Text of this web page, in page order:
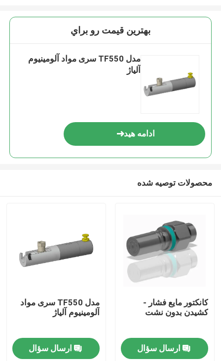
خانه
بهترين قيمت رو براي
مدل TF550 سری مواد آلومینیوم
آلیاژ
ادامه هید
محصولات توصیه شده
کانکتور مایع فشار -
کشیدن بدون نشت
ارسال سؤال
مدل TF550 سری مواد
آلومینیوم آلیاژ
ارسال سؤال